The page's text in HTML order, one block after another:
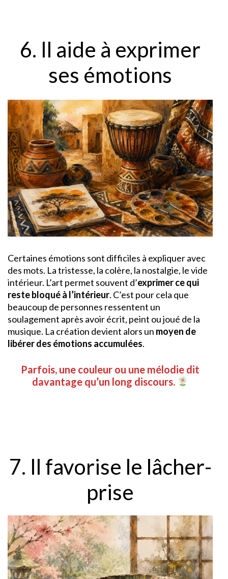
6. Il aide à exprimer
ses émotions
Certaines émotions sont difficiles à expliquer avec
des mots. La tristesse, la colère, la nostalgie, le vide
intérieur. L’art permet souvent d’exprimer ce qui
reste bloqué à l’intérieur. C’est pour cela que
beaucoup de personnes ressentent un
soulagement après avoir écrit, peint ou joué de la
musique. La création devient alors un moyen de
libérer des émotions accumulées.
Parfois, une couleur ou une mélodie dit
davantage qu’un long discours.
7. Il favorise le lâcher-
prise